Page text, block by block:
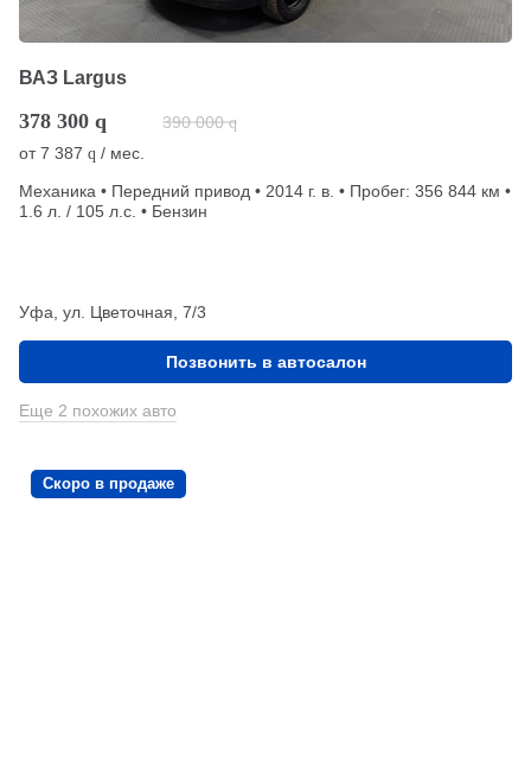
ВАЗ Largus
378 300 q 390 000 q
от7 387 q / мес.
Механика • Передний привод • 2014 г. в. • Пробег: 356 844 км •
1.6 л. / 105 л.с. • Бензин
Уфа, ул. Цветочная, 7/3
Позвонить в автосалон
Еще 2 похожих авто
Скоро в продаже